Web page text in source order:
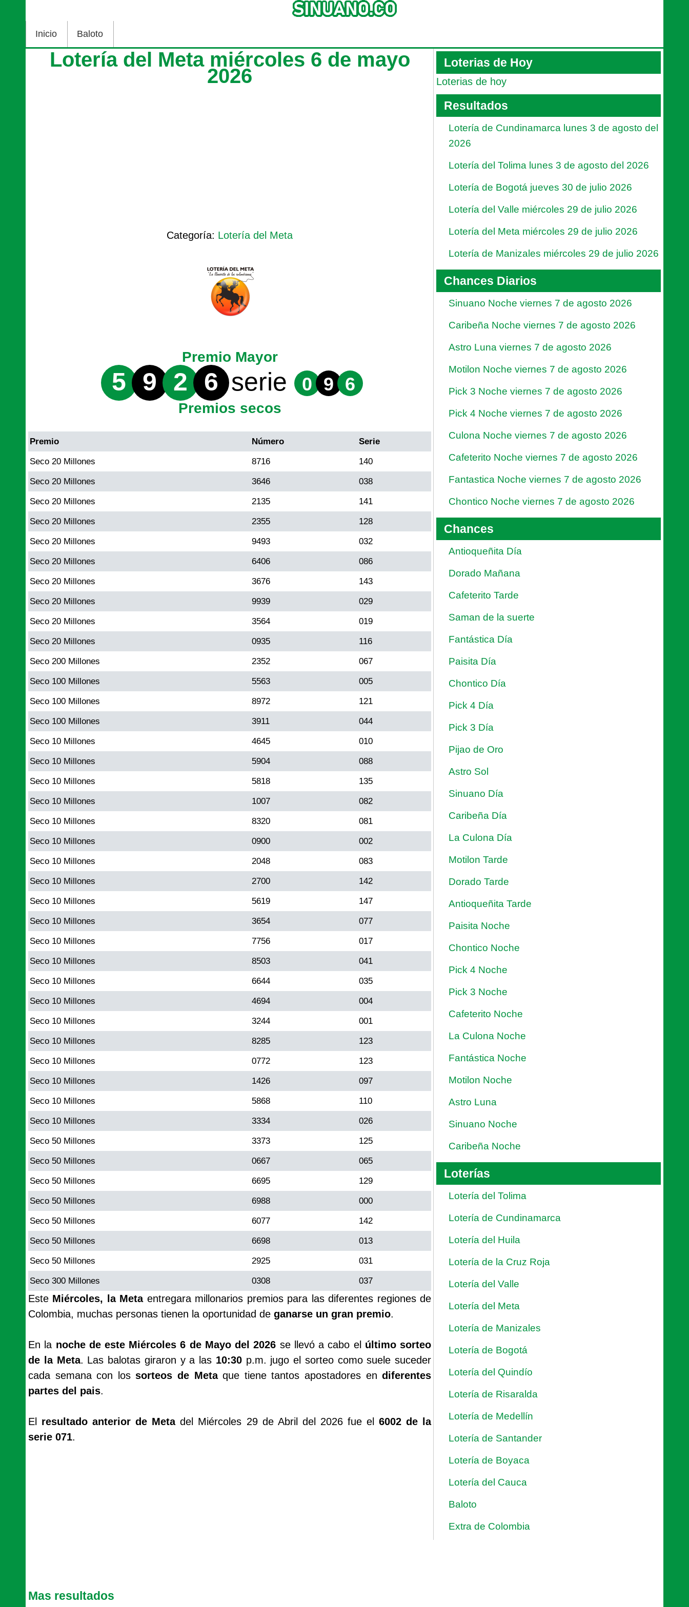
Inicio Baloto
Lotería del Meta miércoles 6 de mayo
2026
Categoría: Lotería del Meta
Premio Mayor
5 9 2 6 serie 0 9 6
Premios secos
Premio Número Serie
Seco 20 Millones 8716 140
Seco 20 Millones 3646 038
Seco 20 Millones 2135 141
Seco 20 Millones 2355 128
Seco 20 Millones 9493 032
Seco 20 Millones 6406 086
Seco 20 Millones 3676 143
Seco 20 Millones 9939 029
Seco 20 Millones 3564 019
Seco 20 Millones 0935 116
Seco 200 Millones 2352 067
Seco 100 Millones 5563 005
Seco 100 Millones 8972 121
Seco 100 Millones 3911 044
Seco 10 Millones 4645 010
Seco 10 Millones 5904 088
Seco 10 Millones 5818 135
Seco 10 Millones 1007 082
Seco 10 Millones 8320 081
Seco 10 Millones 0900 002
Seco 10 Millones 2048 083
Seco 10 Millones 2700 142
Seco 10 Millones 5619 147
Seco 10 Millones 3654 077
Seco 10 Millones 7756 017
Seco 10 Millones 8503 041
Seco 10 Millones 6644 035
Seco 10 Millones 4694 004
Seco 10 Millones 3244 001
Seco 10 Millones 8285 123
Seco 10 Millones 0772 123
Seco 10 Millones 1426 097
Seco 10 Millones 5868 110
Seco 10 Millones 3334 026
Seco 50 Millones 3373 125
Seco 50 Millones 0667 065
Seco 50 Millones 6695 129
Seco 50 Millones 6988 000
Seco 50 Millones 6077 142
Seco 50 Millones 6698 013
Seco 50 Millones 2925 031
Seco 300 Millones 0308 037
Este Miércoles, la Meta entregara millonarios premios para las diferentes regiones de
Colombia, muchas personas tienen la oportunidad de ganarse un gran premio.
En la noche de este Miércoles 6 de Mayo del 2026 se llevó a cabo el último sorteo
de la Meta. Las balotas giraron y a las 10:30p.m. jugo el sorteo como suele suceder
cada semana con lossorteos de Metaque tiene tantos apostadores endiferentes
partes del pais.
El resultado anterior de Metadel Miércoles 29 de Abril del 2026 fue el6002 de la
serie 071.
Mas resultados
Loterias de Hoy
Loterias de hoy
Resultados
Lotería de Cundinamarca lunes 3 de agosto del
2026
Lotería del Tolima lunes 3 de agosto del 2026
Lotería de Bogotá jueves 30 de julio 2026
Lotería del Valle miércoles 29 de julio 2026
Lotería del Meta miércoles 29 de julio 2026
Lotería de Manizales miércoles 29 de julio 2026
Chances Diarios
Sinuano Noche viernes 7 de agosto 2026
Caribeña Noche viernes 7 de agosto 2026
Astro Luna viernes 7 de agosto 2026
Motilon Noche viernes 7 de agosto 2026
Pick 3 Noche viernes 7 de agosto 2026
Pick 4 Noche viernes 7 de agosto 2026
Culona Noche viernes 7 de agosto 2026
Cafeterito Noche viernes 7 de agosto 2026
Fantastica Noche viernes 7 de agosto 2026
Chontico Noche viernes 7 de agosto 2026
Chances
Antioqueñita Día
Dorado Mañana
Cafeterito Tarde
Saman de la suerte
Fantástica Día
Paisita Día
Chontico Día
Pick 4 Día
Pick 3 Día
Pijao de Oro
Astro Sol
Sinuano Día
Caribeña Día
La Culona Día
Motilon Tarde
Dorado Tarde
Antioqueñita Tarde
Paisita Noche
Chontico Noche
Pick 4 Noche
Pick 3 Noche
Cafeterito Noche
La Culona Noche
Fantástica Noche
Motilon Noche
Astro Luna
Sinuano Noche
Caribeña Noche
Loterías
Lotería del Tolima
Lotería de Cundinamarca
Lotería del Huila
Lotería de la Cruz Roja
Lotería del Valle
Lotería del Meta
Lotería de Manizales
Lotería de Bogotá
Lotería del Quindío
Lotería de Risaralda
Lotería de Medellín
Lotería de Santander
Lotería de Boyaca
Lotería del Cauca
Baloto
Extra de Colombia